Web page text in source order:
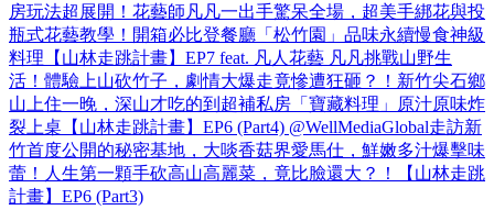
房玩法超展開！花藝師凡凡一出手驚呆全場，超美手綁花與投
瓶式花藝教學！開箱必比登餐廳「松竹園」品味永續慢食神級
料理【山林走跳計畫】EP7 feat. 凡人花藝 凡凡挑戰山野生
活！體驗上山砍竹子，劇情大爆走竟慘遭狂砸？！新竹尖石鄉
山上住一晚，深山才吃的到超補私房「寶藏料理」原汁原味炸
裂上桌【山林走跳計畫】EP6 (Part4) @WellMediaGlobal走訪新
竹首度公開的秘密基地，大啖香菇界愛馬仕，鮮嫩多汁爆擊味
蕾！人生第一顆手砍高山高麗菜，竟比臉還大？！【山林走跳
計畫】EP6 (Part3)